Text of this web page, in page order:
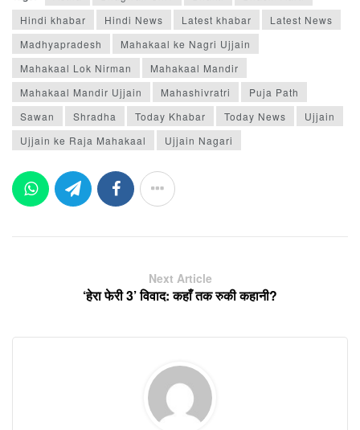
Hindi khabar
Hindi News Latest khabar
Latest News
Madhyapradesh
Mahakaal ke Nagri Ujjain
Mahakaal Lok Nirman
Mahakaal Mandir
Mahakaal Mandir Ujjain
Mahashivratri
Puja Path
Sawan
Shradha Today Khabar Today News
Ujjain
Ujjain ke Raja Mahakaal
Ujjain Nagari
Next Article
‘हेरा फेरी 3’ विवाद: कहाँ तक रुकी कहानी?